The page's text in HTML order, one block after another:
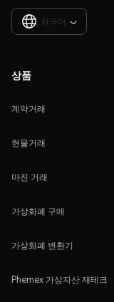
한국어 
상품
계약거래
현물거래
마진 거래
가상화폐 구매
가상화폐 변환기
Phemex 가상자산 재테크